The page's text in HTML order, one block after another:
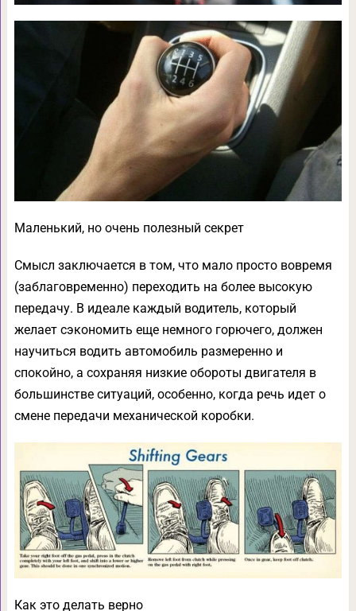
Маленький, но очень полезный секрет
Смысл заключается в том, что мало просто вовремя
(заблаговременно) переходить на более высокую
передачу. В идеале каждый водитель, который
желает сэкономить еще немного горючего, должен
научиться водить автомобиль размеренно и
спокойно, а сохраняя низкие обороты двигателя в
большинстве ситуаций, особенно, когда речь идет о
смене передачи механической коробки.
Как это делать верно